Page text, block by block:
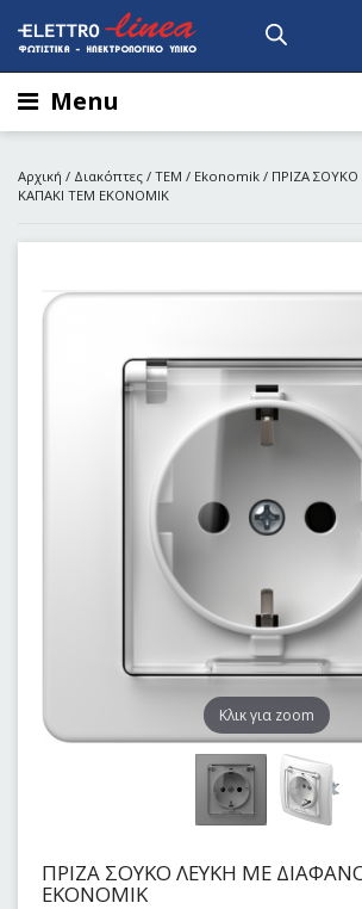
Menu
Αρχική / Διακόπτες / TEM / Ekonomik / ΠΡΙΖΑ ΣΟΥΚΟ
ΚΑΠΑΚΙ ΤΕΜ ΕΚΟΝΟΜΙΚ
Kλικ για zoom
ΠΡΙΖΑ ΣΟΥΚΟ ΛΕΥKH ME
ΕΚΟΝΟΜΙΚ